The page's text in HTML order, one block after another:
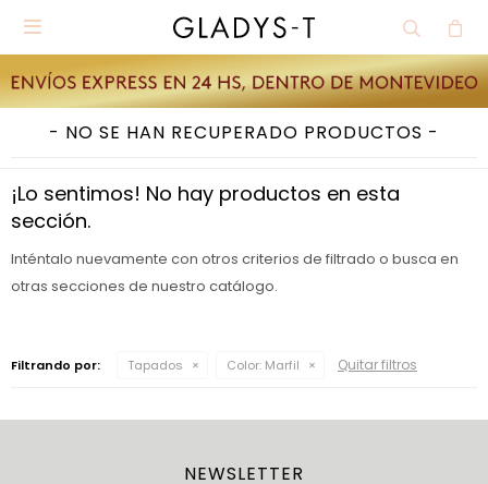

NO SE HAN RECUPERADO PRODUCTOS
¡Lo sentimos! No hay productos en esta
sección.
Inténtalo nuevamente con otros criterios de filtrado o busca en
otras secciones de nuestro catálogo.
Filtrando por: Tapados Color: Marfil Quitar filtros
NEWSLETTER